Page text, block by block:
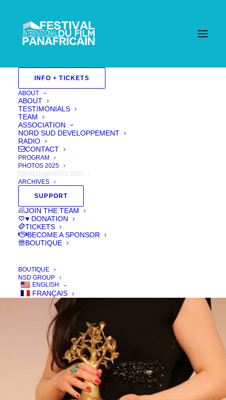
INFO + TICKETS
ABOUT
ABOUT
TESTIMONIALS
TEAM
ASSOCIATION
NORD SUD DEVELOPPEMENT
RADIO
CONTACT
PROGRAM
PHOTOS 2025
DIKALO AWARDS 2025
ARCHIVES
SUPPORT
JOIN THE TEAM
♥ DONATION
TICKETS
BECOME A SPONSOR
BOUTIQUE
BOUTIQUE
NSD GROUP
ENGLISH
FRANÇAIS